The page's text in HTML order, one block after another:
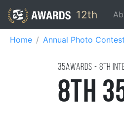
12th
Home Annual Photo
35AWARDS - 8TH
8th